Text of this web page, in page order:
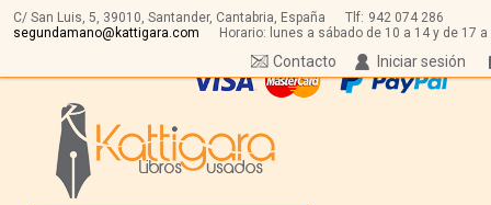
C/ San Luis, 5, 39010, Santander, Cantabria, España Tlf: 942 074 286
segundamano@kattigara.com
Horario: lunes a sábado de 10 a 14 y de 17 a
Iniciar sesión
Contacto